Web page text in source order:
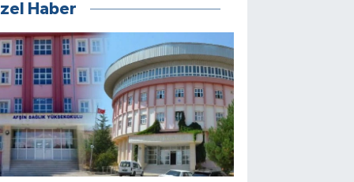
Haber